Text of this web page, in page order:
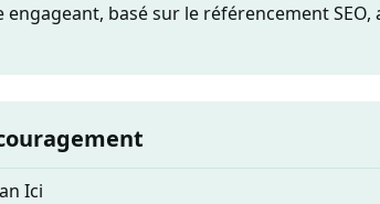
engageant, basé sur le référencement SEO,
Ici